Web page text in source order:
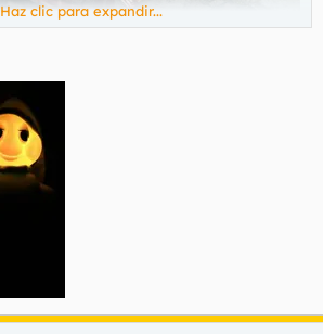
Haz clic para expandir...